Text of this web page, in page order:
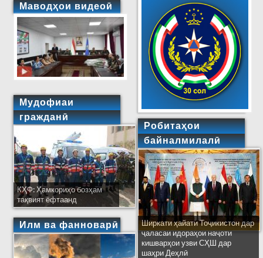
Маводҳои видеоӣ
Мудофиаи
гражданӣ
КҲФ: Ҳамкориҳо бозҳам
тақвият ёфтаанд
Илм ва фанноварӣ
Робитаҳои
байналмилалӣ
Ширкати ҳайати Тоҷикистон дар
ҷаласаи идораҳои наҷоти
кишварҳои узви СҲШ дар
шаҳри Деҳлӣ